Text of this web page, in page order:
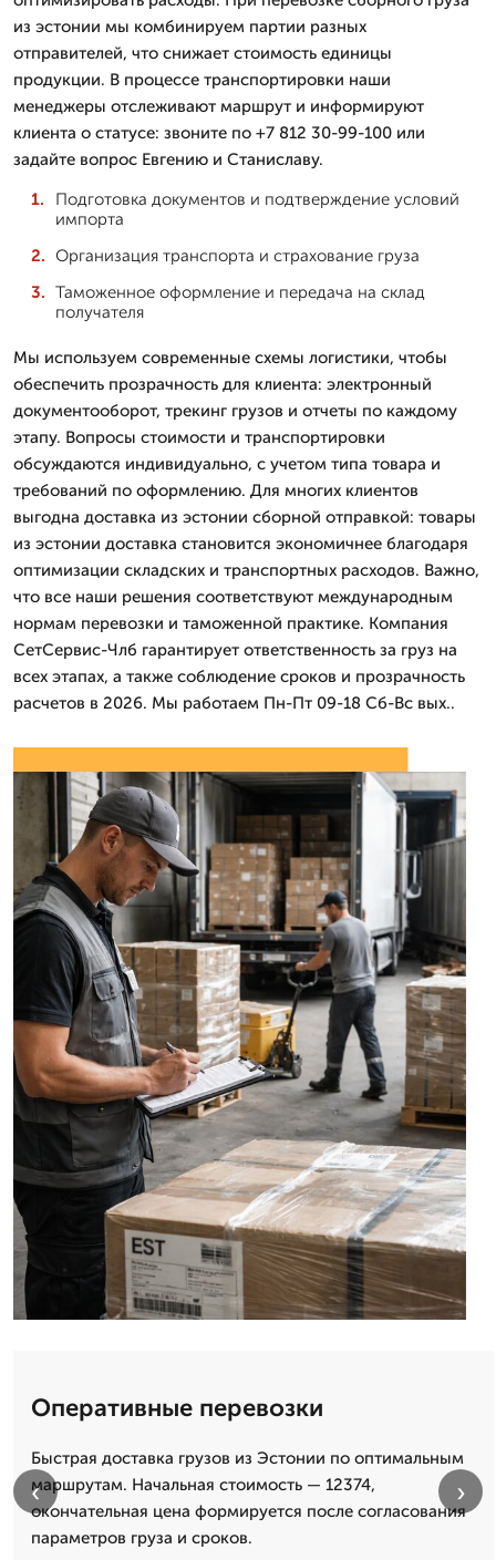
из эстонии мы комбинируем партии разных
отправителей, что снижает стоимость единицы
продукции. В процессе транспортировки наши
менеджеры отслеживают маршрут и информируют
клиента о статусе: звоните по +7 812 30-99-100 или
задайте вопрос Евгению и Станиславу.
Подготовка документов и подтверждение условий
импорта
Организация транспорта и страхование груза
Таможенное оформление и передача на склад
получателя
Мы используем современные схемы логистики, чтобы
обеспечить прозрачность для клиента: электронный
документооборот, трекинг грузов и отчеты по каждому
этапу. Вопросы стоимости и транспортировки
обсуждаются индивидуально, с учетом типа товара и
требований по оформлению. Для многих клиентов
выгодна доставка из эстонии сборной отправкой: товары
из эстонии доставка становится экономичнее благодаря
оптимизации складских и транспортных расходов. Важно,
что все наши решения соответствуют международным
нормам перевозки и таможенной практике. Компания
СетСервис-Члб гарантирует ответственность за груз на
всех этапах, а также соблюдение сроков и прозрачность
расчетов в 2026. Мы работаем Пн-Пт 09-18 Сб-Вс вых..
Оперативные перевозки
Быстрая доставка грузов из Эстонии по оптимальным
маршрутам. Начальная стоимость — 12374,
окончательная цена формируется после согласования
параметров груза и сроков.
‹ ›